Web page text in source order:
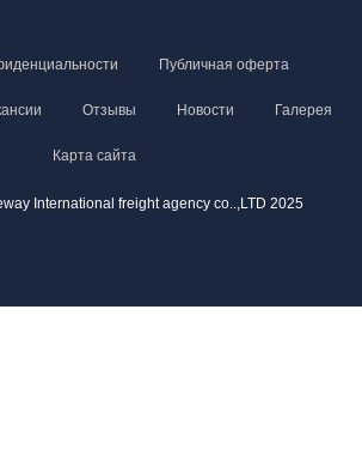
Публичная оферта
Отзывы Новости Галерея
Карта сайта
International freight agency co..,LTD 2025